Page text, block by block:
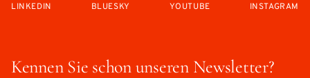
Kennen Sie schon unseren Newsletter?
LINKEDIN BLUESKY YOUTUBE INSTAGRAM